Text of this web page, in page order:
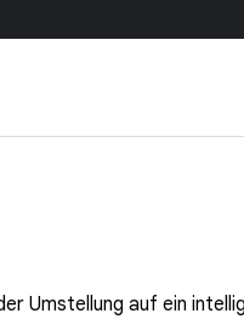
Umstellung auf ein